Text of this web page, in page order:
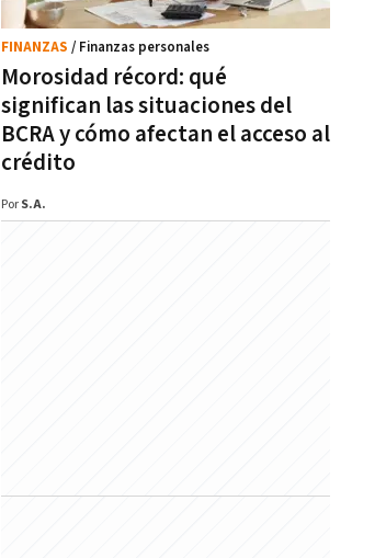
Morosidad récord: qué
significan las situaciones del
BCRA y cómo afectan el acceso al
crédito
FINANZAS / Finanzas personales
Por S.A.